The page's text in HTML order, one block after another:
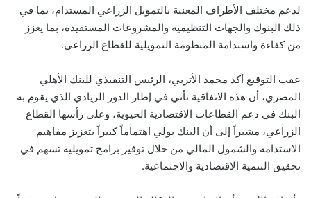
لدعم مختلف الأطراف المعنية بالتمويل الزراعي المستدام، بما في
ذلك البنوك والجهات التنظيمية والمشروعات المستفيدة، بما يعزز
من كفاءة واستدامة المنظومة التمويلية للقطاع الزراعي.
عقب التوقيع أكد محمد الأتربي، الرئيس التنفيذي للبنك الأهلي
المصري، أن هذه الاتفاقية تأتي في إطار الدور الريادي الذي يقوم به
البنك في دعم القطاعات الاقتصادية الحيوية، وعلى رأسها القطاع
الزراعي، مشيراً إلى أن البنك يولي اهتماماً كبيراً بتعزيز مفاهيم
الاستدامة والشمول المالي من خلال توفير برامج تمويلية تسهم في
تحقيق التنمية الاقتصادية والاجتماعية.